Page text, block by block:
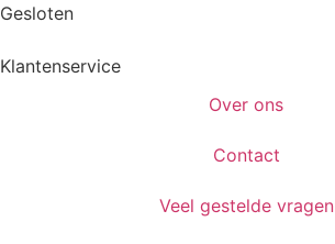
Gesloten
Klantenservice
Over ons
Contact
Veel gestelde vragen